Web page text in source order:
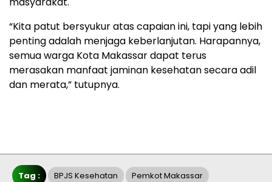
“Kita patut bersyukur atas capaian ini, tapi yang lebih
penting adalah menjaga keberlanjutan. Harapannya,
semua warga Kota Makassar dapat terus
merasakan manfaat jaminan kesehatan secara adil
dan merata,” tutupnya.
Tag : BPJS Kesehatan Pemkot Makassar